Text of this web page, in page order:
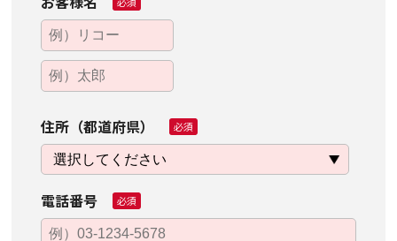
住所（都道府県） 必須
電話番号 必須